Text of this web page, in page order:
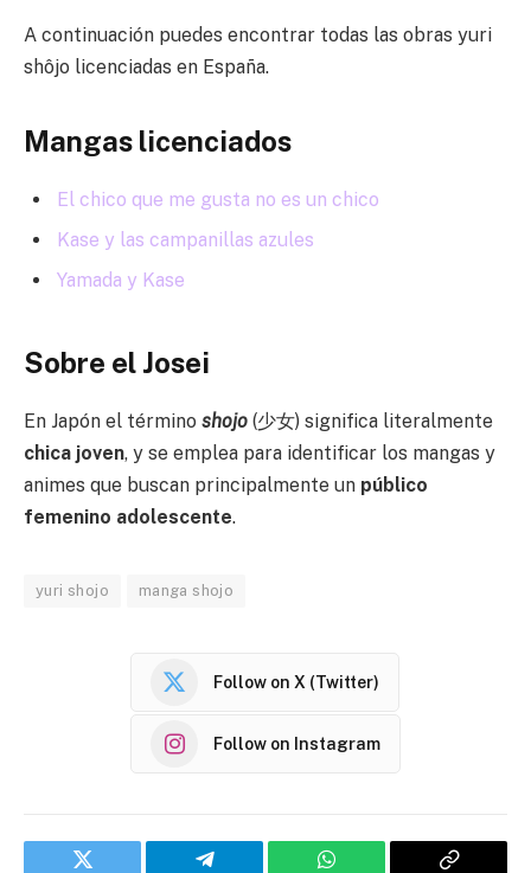
A continuación puedes encontrar todas las obras yuri
shôjo licenciadas en España.
Mangas licenciados
El chico que me gusta no es un chico
Kase y las campanillas azules
Yamada y Kase
Sobre el Josei
En Japón el término shojo (少女) significa literalmente
chica joven, y se emplea para identificar los mangas y
animes que buscan principalmente un público
femenino adolescente.
yuri shojo manga shojo
Follow on X (Twitter)
Follow on Instagram